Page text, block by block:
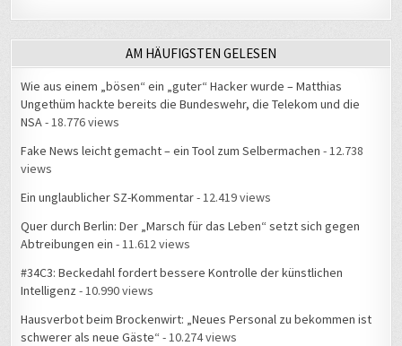
AM HÄUFIGSTEN GELESEN
Wie aus einem „bösen“ ein „guter“ Hacker wurde – Matthias
Ungethüm hackte bereits die Bundeswehr, die Telekom und die
NSA- 18.776 views
Fake News leicht gemacht – ein Tool zum Selbermachen - 12.738
views
Ein unglaublicher SZ-Kommentar- 12.419 views
Quer durch Berlin: Der „Marsch für das Leben“ setzt sich gegen
Abtreibungen ein - 11.612 views
#34C3: Beckedahl fordert bessere Kontrolle der künstlichen
Intelligenz - 10.990 views
Hausverbot beim Brockenwirt: „Neues Personal zu bekommen ist
schwerer als neue Gäste“ - 10.274 views